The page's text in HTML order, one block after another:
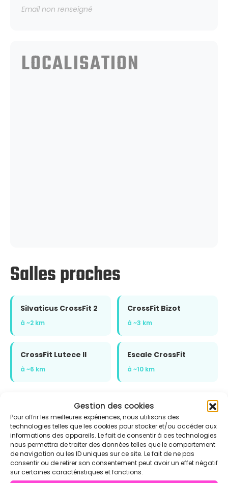
Gestion des cookies
Pour offrir les meilleures expériences, nous utilisons des
technologies telles que les cookies pour stocker et/ou accéder aux
informations des appareils. Le fait de consentir à ces technologies
nous permettra de traiter des données telles que le comportement
de navigation ou les ID uniques sur ce site. Le fait de ne pas
consentir ou de retirer son consentement peut avoir un effet négatif
sur certaines caractéristiques et fonctions.
Email non renseigné
LOCALISATION
Salles proches
Silvaticus CrossFit 2
à ~2 km
CrossFit Bizot
à ~3 km
CrossFit Lutece II
à ~6 km
Escale CrossFit
à ~10 km
Voir l'annuaire complet sur CrossFit.com →